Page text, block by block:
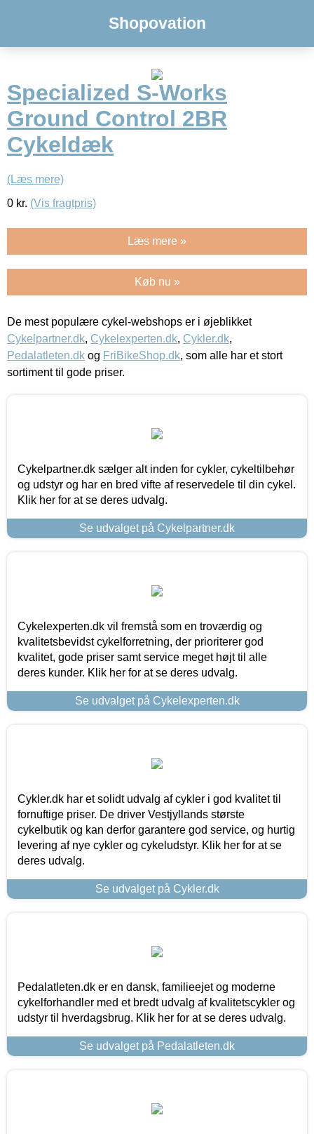
Shopovation
Specialized S-Works
Ground Control 2BR
Cykeldæk
(Læs mere)
0 kr. (Vis fragtpris)
Læs mere »
Køb nu »
De mest populære cykel-webshops er i øjeblikket
Cykelpartner.dk, Cykelexperten.dk, Cykler.dk,
Pedalatleten.dk og FriBikeShop.dk, som alle har et stort
sortiment til gode priser.
Cykelpartner.dk sælger alt inden for cykler, cykeltilbehør
og udstyr og har en bred vifte af reservedele til din cykel.
Klik her for at se deres udvalg.
Se udvalget på Cykelpartner.dk
Cykelexperten.dk vil fremstå som en troværdig og
kvalitetsbevidst cykelforretning, der prioriterer god
kvalitet, gode priser samt service meget højt til alle
deres kunder. Klik her for at se deres udvalg.
Se udvalget på Cykelexperten.dk
Cykler.dk har et solidt udvalg af cykler i god kvalitet til
fornuftige priser. De driver Vestjyllands største
cykelbutik og kan derfor garantere god service, og hurtig
levering af nye cykler og cykeludstyr. Klik her for at se
deres udvalg.
Se udvalget på Cykler.dk
Pedalatleten.dk er en dansk, familieejet og moderne
cykelforhandler med et bredt udvalg af kvalitetscykler og
udstyr til hverdagsbrug. Klik her for at se deres udvalg.
Se udvalget på Pedalatleten.dk